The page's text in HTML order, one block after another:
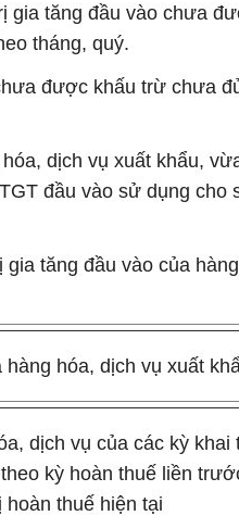
gia tăng đầu vào chưa
tháng, quý.
được khấu trừ chưa
dịch vụ xuất khẩu,
đầu vào sử dụng cho
tăng đầu vào của
hàng hóa, dịch vụ xuất
dịch vụ của các kỳ khai
kỳ hoàn thuế liền
hoàn thuế hiện tại